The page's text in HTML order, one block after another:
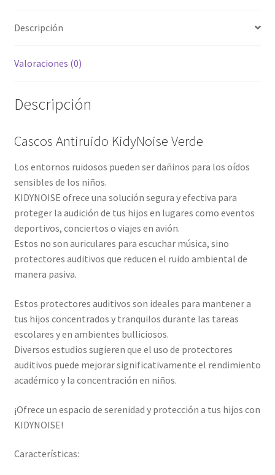
Descripción
Valoraciones (0)
Descripción
Cascos Antiruido KidyNoise Verde
Los entornos ruidosos pueden ser dañinos para los oídos
sensibles de los niños.
KIDYNOISE ofrece una solución segura y efectiva para
proteger la audición de tus hijos en lugares como eventos
deportivos, conciertos o viajes en avión.
Estos no son auriculares para escuchar música, sino
protectores auditivos que reducen el ruido ambiental de
manera pasiva.
Estos protectores auditivos son ideales para mantener a
tus hijos concentrados y tranquilos durante las tareas
escolares y en ambientes bulliciosos.
Diversos estudios sugieren que el uso de protectores
auditivos puede mejorar significativamente el rendimiento
académico y la concentración en niños.
¡Ofrece un espacio de serenidad y protección a tus hijos con
KIDYNOISE!
Características: